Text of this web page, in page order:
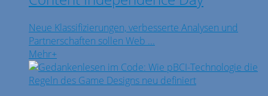
Neue Klassifizierungen, verbesserte Analysen und
Partnerschaften sollen Web ...
Mehr+